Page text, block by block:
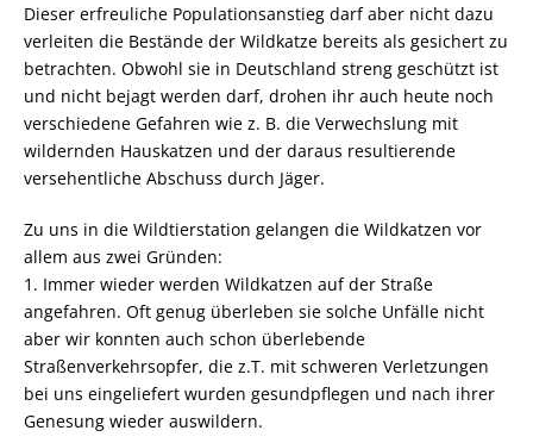
Dieser erfreuliche Populationsanstieg darf aber nicht dazu
verleiten die Bestände der Wildkatze bereits als gesichert zu
betrachten. Obwohl sie in Deutschland streng geschützt ist
und nicht bejagt werden darf, drohen ihr auch heute noch
verschiedene Gefahren wie z. B. die Verwechslung mit
wildernden Hauskatzen und der daraus resultierende
versehentliche Abschuss durch Jäger.
Zu uns in die Wildtierstation gelangen die Wildkatzen vor
allem aus zwei Gründen:
1. Immer wieder werden Wildkatzen auf der Straße
angefahren. Oft genug überleben sie solche Unfälle nicht
aber wir konnten auch schon überlebende
Straßenverkehrsopfer, die z.T. mit schweren Verletzungen
bei uns eingeliefert wurden gesundpflegen und nach ihrer
Genesung wieder auswildern.